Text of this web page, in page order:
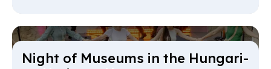
Night of Mu­seums in the Hun­gari­